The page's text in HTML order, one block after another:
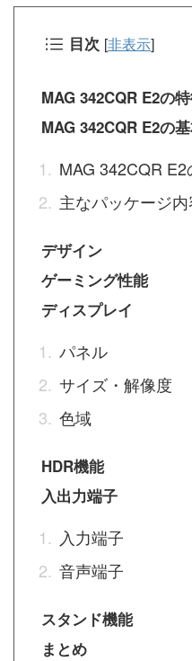
目次 [非表示]
MAG 342CQR E2の
MAG 342CQR E2の
MAG 342CQR
主なパッケージ
デザイン
ゲーミング性能
ディスプレイ
パネル
サイズ・解像度
色域
HDR機能
入出力端子
入力端子
音声端子
スタンド機能
まとめ